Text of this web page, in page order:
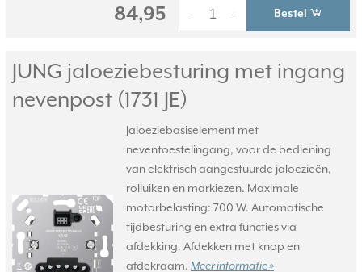
84,95 +
- Bestel
JUNG jaloeziebesturing met ingang
nevenpost (1731 JE)
Jaloeziebasiselement met
neventoestelingang, voor de bediening
van elektrisch aangestuurde jaloezieën,
rolluiken en markiezen. Maximale
motorbelasting: 700 W. Automatische
tijdbesturing en extra functies via
afdekking. Afdekken met knop en
afdekraam. Meer informatie »